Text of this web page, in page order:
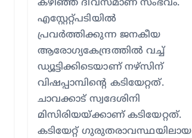
കഴിഞ്ഞ ദിവസമാണ് സംഭവം.
എസ്റ്റേറ്റ്പടിയില്‍
പ്രവര്‍ത്തിക്കുന്ന ജനകീയ
ആരോഗ്യകേന്ദ്രത്തില്‍ വച്ച്
ഡ്യൂട്ടിക്കിടെയാണ് നഴ്സിന്
വിഷപ്പാമ്പിന്റെ കടിയേറ്റത്.
ചാവക്കാട് സ്വദേശിനി
മിസിരിയയ്ക്കാണ് കടിയേറ്റത്.
കടിയേറ്റ് ഗുരുതരാവസ്ഥയിലായ